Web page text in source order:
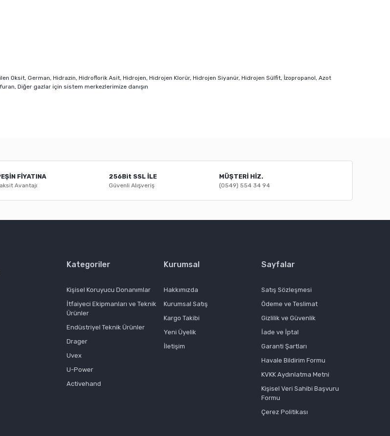
Oksit, German, Hidrazin, Hidroflorik Asit, Hidrojen, Hidrojen Klorür, Hidrojen Siyanür, Hidrojen Sülfit, İzopropanol, Azot
Diğer gazlar için sistem merkezlerimize danışın
Gönder
FİYATINA
Avantajı
256Bit SSL İLE
Güvenli Alışveriş
MÜŞTERİ HİZ.
(0549) 554 34 94
Kategoriler
Kişisel Koruyucu Donanımlar
İtfaiyeci Ekipmanları ve Teknik
Ürünler
Endüstriyel Teknik Ürünler
Drager
Uvex
U-Power
Activehand
Kurumsal
Hakkımızda
Kurumsal Satış
Kargo Takibi
Yeni Üyelik
İletişim
Sayfalar
Satış Sözleşmesi
Ödeme ve Teslimat
Gizlilik ve Güvenlik
İade ve İptal
Garanti Şartları
Havale Bildirim Formu
KVKK Aydınlatma Metni
Kişisel Veri Sahibi Başvuru
Formu
Çerez Politikası